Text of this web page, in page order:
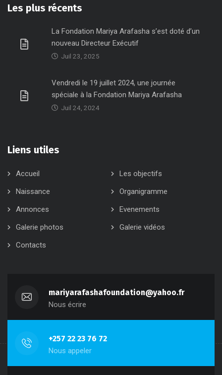
Les plus récents
La Fondation Mariya Arafasha s’est doté d’un
nouveau Directeur Exécutif
Juil 23, 2025
Vendredi le 19 juillet 2024, une journée
spéciale à la Fondation Mariya Arafasha
Juil 24, 2024
Liens utiles
Accueil
Les objectifs
Naissance
Organigramme
Annonces
Evenements
Galerie photos
Galerie vidéos
Contacts
mariyarafashafoundation@yahoo.fr
Nous écrire
+257 22 23 76 72
Nous appeler